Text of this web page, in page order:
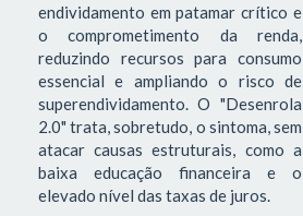
endividamento em patamar crítico e
o comprometimento da renda,
reduzindo recursos para consumo
essencial e ampliando o risco de
superendividamento. O "Desenrola
2.0" trata, sobretudo, o sintoma, sem
atacar causas estruturais, como a
baixa educação financeira e o
elevado nível das taxas de juros.